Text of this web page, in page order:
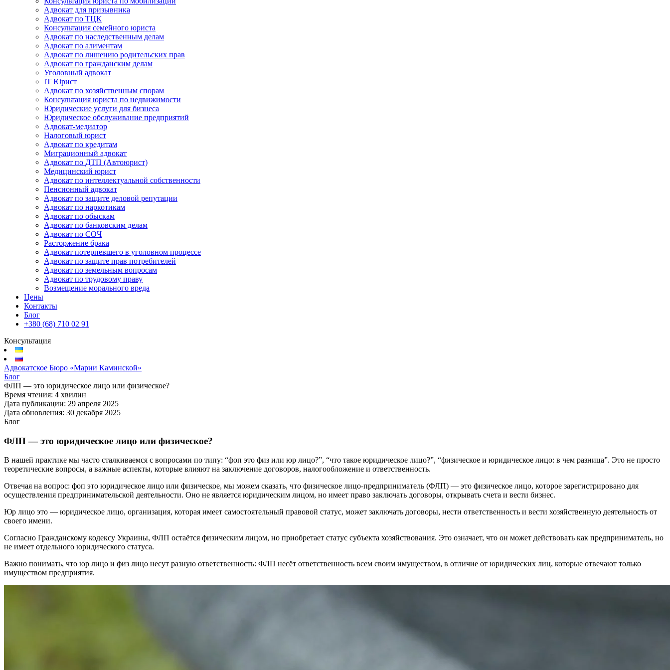
Адвокат для призывника
Адвокат по ТЦК
Консультация семейного юриста
Адвокат по наследственным делам
Адвокат по алиментам
Адвокат по лишению родительских прав
Адвокат по гражданским делам
Уголовный адвокат
IT Юрист
Адвокат по хозяйственным спорам
Консультация юриста по недвижимости
Юридические услуги для бизнеса
Юридическое обслуживание предприятий
Адвокат-медиатор
Налоговый юрист
Адвокат по кредитам
Миграционный адвокат
Адвокат по ДТП (Автоюрист)
Медицинский юрист
Адвокат по интеллектуальной собственности
Пенсионный адвокат
Адвокат по защите деловой репутации
Адвокат по наркотикам
Адвокат по обыскам
Адвокат по банковским делам
Адвокат по СОЧ
Расторжение брака
Адвокат потерпевшего в уголовном процессе
Адвокат по защите прав потребителей
Адвокат по земельным вопросам
Адвокат по трудовому праву
Возмещение морального вреда
Цены
Контакты
Блог
+380 (68) 710 02 91
Консультация
Адвокатское Бюро «Марии Каминской»
Блог
ФЛП — это юридическое лицо или физическое?
Время чтения: 4 хвилин
Дата публикации: 29 апреля 2025
Дата обновления: 30 декабря 2025
Блог
ФЛП — это юридическое лицо или физическое?
В нашей практике мы часто сталкиваемся с вопросами по типу: “фоп это физ или юр лицо?”, “что такое юридическое лицо?”, “физическое и юридическое лицо: в чем разница”. Это не просто
теоретические вопросы, а важные аспекты, которые влияют на заключение договоров, налогообложение и ответственность.
Отвечая на вопрос: фоп это юридическое лицо или физическое, мы можем сказать, что физическое лицо-предприниматель (ФЛП) — это физическое лицо, которое зарегистрировано для
осуществления предпринимательской деятельности. Оно не является юридическим лицом, но имеет право заключать договоры, открывать счета и вести бизнес.
Юр лицо это — юридическое лицо, организация, которая имеет самостоятельный правовой статус, может заключать договоры, нести ответственность и вести хозяйственную деятельность от
своего имени.
Согласно Гражданскому кодексу Украины, ФЛП остаётся физическим лицом, но приобретает статус субъекта хозяйствования. Это означает, что он может действовать как предприниматель, но
не имеет отдельного юридического статуса.
Важно понимать, что юр лицо и физ лицо несут разную ответственность: ФЛП несёт ответственность всем своим имуществом, в отличие от юридических лиц, которые отвечают только
имуществом предприятия.